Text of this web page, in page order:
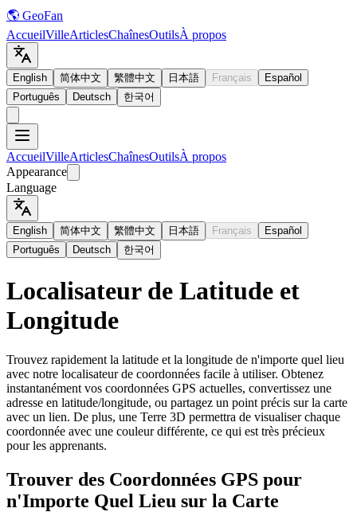
🌎 GeoFan
AccueilVilleArticlesChaînesOutilsÀ propos
English 简体中文 繁體中文 日本語 Français
Español
Português
Deutsch 한국어
AccueilVilleArticlesChaînesOutilsÀ propos
Appearance
Language
English 简体中文 繁體中文 日本語 Français
Español
Português
Deutsch 한국어
Localisateur de Latitude et
Longitude
Trouvez rapidement la latitude et la longitude de n'importe quel lieu
avec notre localisateur de coordonnées facile à utiliser. Obtenez
instantanément vos coordonnées GPS actuelles, convertissez une
adresse en latitude/longitude, ou partagez un point précis sur la carte
avec un lien. De plus, une Terre 3D permettra de visualiser chaque
coordonnée avec une couleur différente, ce qui est très précieux
pour les apprenants.
Trouver des Coordonnées GPS pour
n'Importe Quel Lieu sur la Carte